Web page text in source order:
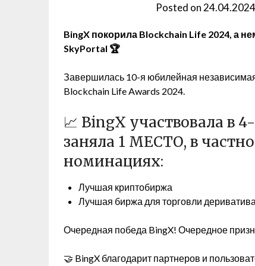
Posted on 24.04.2024
BingX покорила Blockchain Life 2024, а
SkyPortal 🏆
Завершилась 10-я юбилейная
Blockchain Life Awards 2024.
📈 BingX участвовала в
заняла 1 МЕСТО, в
номинациях:
Лучшая криптобиржа
Лучшая биржа для торговли
Очередная победа BingX! Очередное
🤝 BingX благодарит партнеров и